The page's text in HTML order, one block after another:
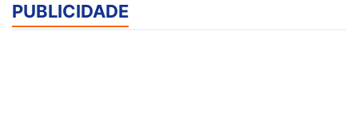
PUBLICIDADE